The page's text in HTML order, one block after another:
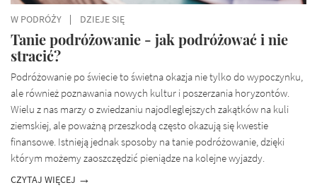
W PODRÓŻY DZIEJE SIĘ
Tanie podróżowanie - jak podróżować i nie
stracić?
Podróżowanie po świecie to świetna okazja nie tylko do wypoczynku,
ale również poznawania nowych kultur i poszerzania horyzontów.
Wielu z nas marzy o zwiedzaniu najodleglejszych zakątków na kuli
ziemskiej, ale poważną przeszkodą często okazują się kwestie
finansowe. Istnieją jednak sposoby na tanie podróżowanie, dzięki
którym możemy zaoszczędzić pieniądze na kolejne wyjazdy.
CZYTAJ WIĘCEJ